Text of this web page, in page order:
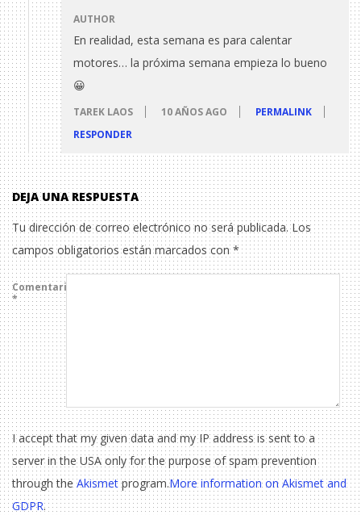
AUTHOR
En realidad, esta semana es para calentar
motores… la próxima semana empieza lo bueno
😀
TAREK LAOS 10 AÑOS AGO
PERMALINK
RESPONDER
DEJA UNA RESPUESTA
Tu dirección de correo electrónico no será publicada. Los
campos obligatorios están marcados con*
Comentario
*
I accept that my given data and my IP address is sent to a
server in the USA only for the purpose of spam prevention
through the Akismetprogram.More information on Akismet and
GDPR.